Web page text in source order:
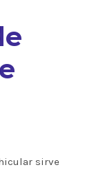
sirve